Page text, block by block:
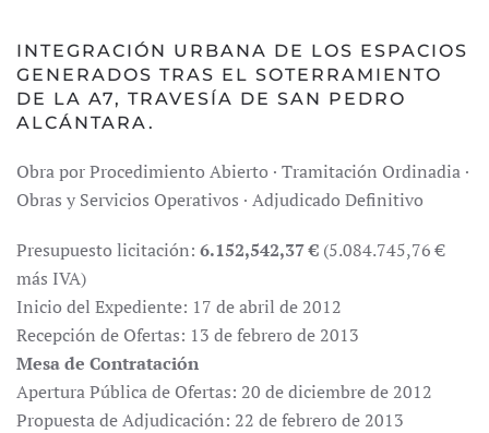
INTEGRACIÓN URBANA DE LOS ESPACIOS
GENERADOS TRAS EL SOTERRAMIENTO
DE LA A7, TRAVESÍA DE SAN PEDRO
ALCÁNTARA.
Obra por Procedimiento Abierto · Tramitación Ordinadia ·
Obras y Servicios Operativos · Adjudicado Definitivo
Presupuesto licitación: 6.152,542,37 € (5.084.745,76 €
más IVA)
Inicio del Expediente: 17 de abril de 2012
Recepción de Ofertas: 13 de febrero de 2013
Mesa de Contratación
Apertura Pública de Ofertas: 20 de diciembre de 2012
Propuesta de Adjudicación: 22 de febrero de 2013